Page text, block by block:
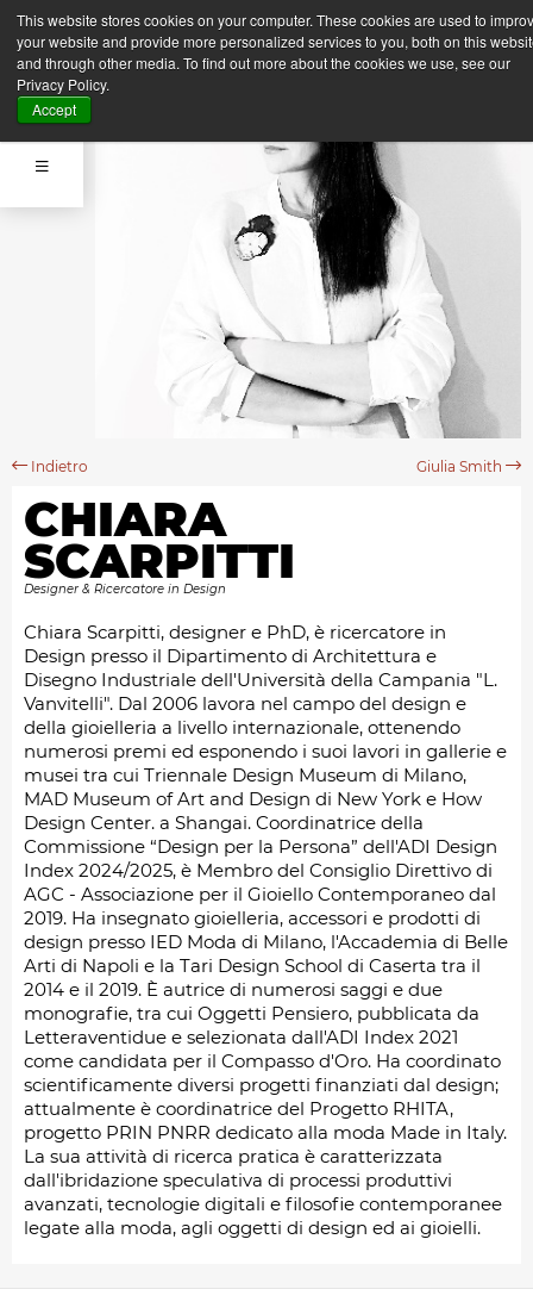
This website stores cookies on your computer. These cookies are used to
your website and provide more personalized services to you, both on this
and through other media. To find out more about the cookies we use, see our
Privacy Policy.
Accept
Indietro Giulia Smith
CHIARA
SCARPITTI
Designer & Ricercatore in Design
Chiara Scarpitti, designer e PhD, è ricercatore in
Design presso il Dipartimento di Architettura e
Disegno Industriale dell'Università della Campania "L.
Vanvitelli". Dal 2006 lavora nel campo del design e
della gioielleria a livello internazionale, ottenendo
numerosi premi ed esponendo i suoi lavori in gallerie e
musei tra cui Triennale Design Museum di Milano,
MAD Museum of Art and Design di New York e How
Design Center. a Shangai. Coordinatrice della
Commissione “Design per la Persona” dell'ADI Design
Index 2024/2025, è Membro del Consiglio Direttivo di
AGC - Associazione per il Gioiello Contemporaneo dal
2019. Ha insegnato gioielleria, accessori e prodotti di
design presso IED Moda di Milano, l'Accademia di Belle
Arti di Napoli e la Tari Design School di Caserta tra il
2014 e il 2019. È autrice di numerosi saggi e due
monografie, tra cui Oggetti Pensiero, pubblicata da
Letteraventidue e selezionata dall'ADI Index 2021
come candidata per il Compasso d'Oro. Ha coordinato
scientificamente diversi progetti finanziati dal design;
attualmente è coordinatrice del Progetto RHITA,
progetto PRIN PNRR dedicato alla moda Made in Italy.
La sua attività di ricerca pratica è caratterizzata
dall'ibridazione speculativa di processi produttivi
avanzati, tecnologie digitali e filosofie contemporanee
legate alla moda, agli oggetti di design ed ai gioielli.